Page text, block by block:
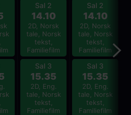
Sal 2
14.10
2D, Norsk
tale, Norsk
tekst,
Familiefilm
Sal 3
15.35
2D, Eng.
tale, Norsk
tekst,
Familiefilm
Sal 2
14.10
2D, Norsk
tale, Norsk
tekst,
Familiefilm
Sal 3
15.35
2D, Eng.
tale, Norsk
tekst,
Familiefilm